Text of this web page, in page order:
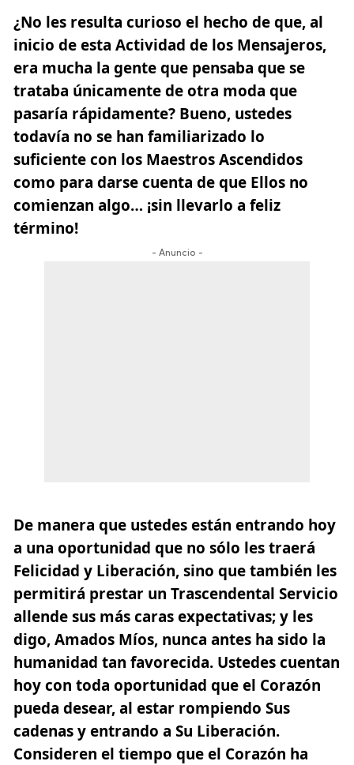
¿No les resulta curioso el hecho de que, al
inicio de esta Actividad de los Mensajeros,
era mucha la gente que pensaba que se
trataba únicamente de otra moda que
pasaría rápidamente? Bueno, ustedes
todavía no se han familiarizado lo
suficiente con los Maestros Ascendidos
como para darse cuenta de que Ellos no
comienzan algo… ¡sin llevarlo a feliz
término!
- Anuncio -
De manera que ustedes están entrando hoy
a una oportunidad que no sólo les traerá
Felicidad y Liberación, sino que también les
permitirá prestar un Trascendental Servicio
allende sus más caras expectativas; y les
digo, Amados Míos, nunca antes ha sido la
humanidad tan favorecida. Ustedes cuentan
hoy con toda oportunidad que el Corazón
pueda desear, al estar rompiendo Sus
cadenas y entrando a Su Liberación.
Consideren el tiempo que el Corazón ha